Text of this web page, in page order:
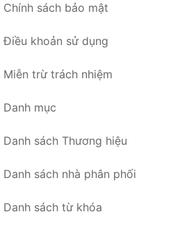
Chính sách bảo mật
Điều khoản sử dụng
Miễn trừ trách nhiệm
Danh mục
Danh sách Thương hiệu
Danh sách nhà phân phối
Danh sách từ khóa